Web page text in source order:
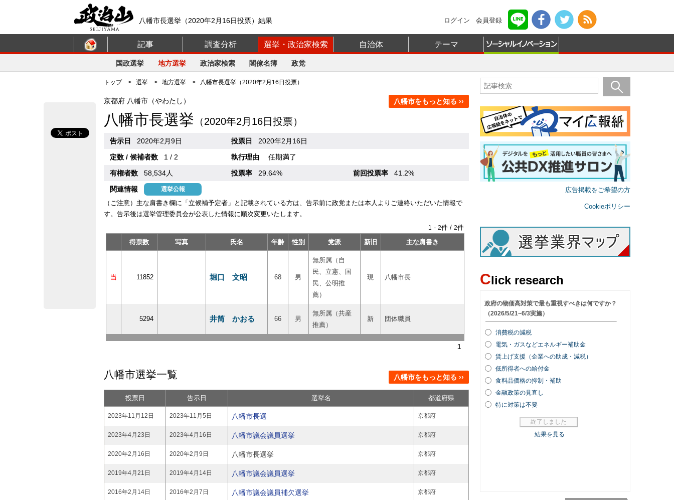
八幡市長選挙（2020年2月16日投票）結果 ログイン 会員登録
記事 調査分析 選挙・政治家検索 自治体 テーマ
国政選挙 地方選挙 政治家検索 閣僚名簿 政党
トップ> 選挙 > 地方選挙 > 八幡市長選挙（2020年2月16日投票）
八幡市をもっと知る ››
京都府 八幡市（やわたし）
八幡市長選挙 （2020年2月16日投票）
告示日 2020年2月9日 投票日
2020年2月16日
定数 / 候補者数
1 / 2 執行理由
任期満了
有権者数
58,534人 投票率 29.64% 前回投票率
41.2%
関連情報
選挙公報
（ご注意）主な肩書き欄に「立候補予定者」と記載されている方は、告示前に政党または本人よりご連絡いただいた情報で
す。告示後は選挙管理委員会が公表した情報に順次変更いたします。
1 - 2件 / 2件
得票数
写真 氏名 年齢 性別 党派 新旧 主な肩書き
当 11852 堀口 文昭 68 男
無所属（自
民、立憲、国
民、公明推
薦）
現 八幡市長
5294 井筒 かおる 66 男
無所属（共産
推薦）
新 団体職員
1
八幡市選挙一覧 八幡市をもっと知る ››
投票日 告示日 選挙名 都道府県
2023年11月12日 2023年11月5日 八幡市長選 京都府
2023年4月23日 2023年4月16日 八幡市議会議員選挙 京都府
2020年2月16日 2020年2月9日 八幡市長選挙 京都府
2019年4月21日 2019年4月14日 八幡市議会議員選挙 京都府
2016年2月14日 2016年2月7日 八幡市議会議員補欠選挙 京都府
広告掲載をご希望の方
Cookieポリシー
Click research